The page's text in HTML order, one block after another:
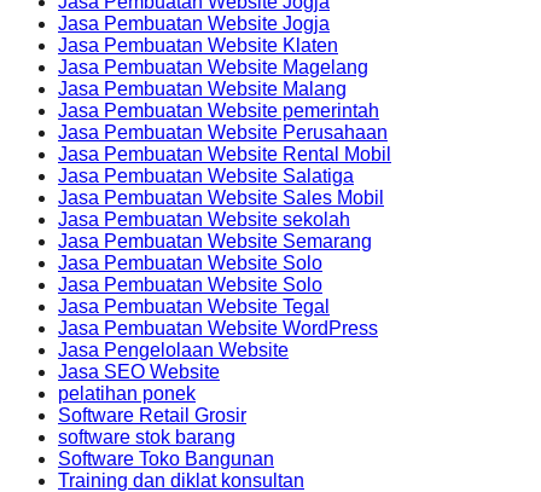
Jasa Pembuatan Website Jogja
Jasa Pembuatan Website Klaten
Jasa Pembuatan Website Magelang
Jasa Pembuatan Website Malang
Jasa Pembuatan Website pemerintah
Jasa Pembuatan Website Perusahaan
Jasa Pembuatan Website Rental Mobil
Jasa Pembuatan Website Salatiga
Jasa Pembuatan Website Sales Mobil
Jasa Pembuatan Website sekolah
Jasa Pembuatan Website Semarang
Jasa Pembuatan Website Solo
Jasa Pembuatan Website Solo
Jasa Pembuatan Website Tegal
Jasa Pembuatan Website WordPress
Jasa Pengelolaan Website
Jasa SEO Website
pelatihan ponek
Software Retail Grosir
software stok barang
Software Toko Bangunan
Training dan diklat konsultan